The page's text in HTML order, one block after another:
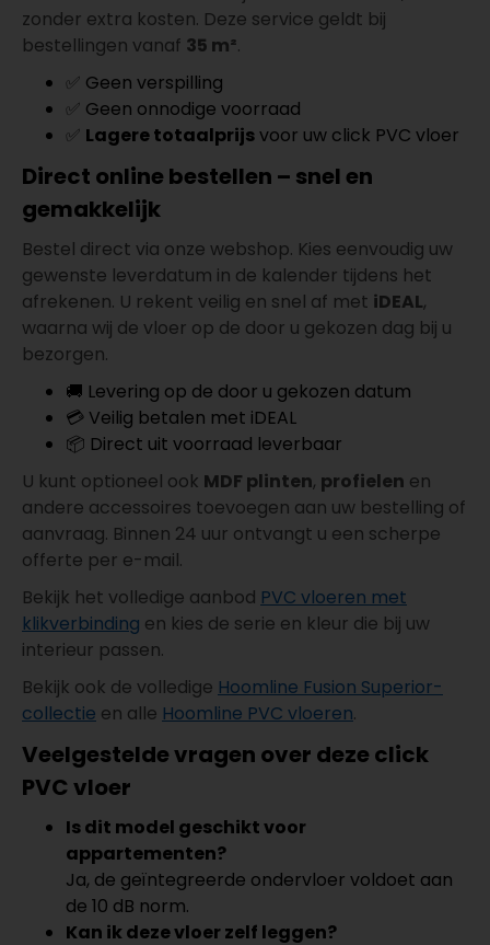
zonder extra kosten. Deze service geldt bij
bestellingen vanaf 35 m².
✅ Geen verspilling
✅ Geen onnodige voorraad
✅ Lagere totaalprijsvoor uw click PVC vloer
Direct online bestellen – snel en
gemakkelijk
Bestel direct via onze webshop. Kies eenvoudig uw
gewenste leverdatum in de kalender tijdens het
afrekenen. U rekent veilig en snel af met iDEAL,
waarna wij de vloer op de door u gekozen dag bij u
bezorgen.
🚚 Levering op de door u gekozen datum
💳 Veilig betalen met iDEAL
📦 Direct uit voorraad leverbaar
U kunt optioneel ook MDF plinten, profielen en
andere accessoires toevoegen aan uw bestelling of
aanvraag. Binnen 24 uur ontvangt u een scherpe
offerte per e-mail.
Bekijk het volledige aanbod PVC vloeren met
klikverbinding en kies de serie en kleur die bij uw
interieur passen.
Bekijk ook de volledige Hoomline Fusion Superior-
collectie en alle Hoomline PVC vloeren.
Veelgestelde vragen over deze click
PVC vloer
Is dit model geschikt voor
appartementen?
Ja, de geïntegreerde ondervloer voldoet aan
de 10 dB norm.
Kan ik deze vloer zelf leggen?